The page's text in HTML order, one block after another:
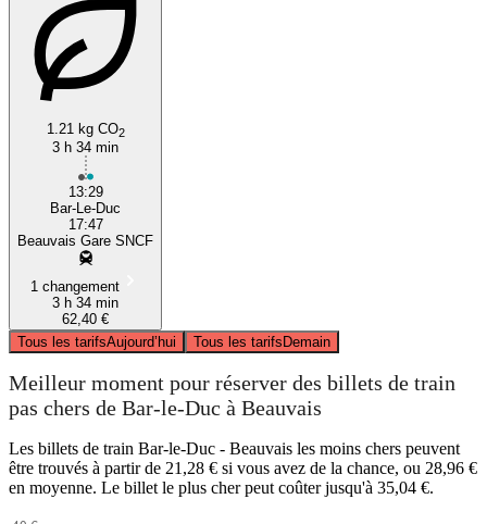
1.21 kg CO2
3 h 34 min
13:29
Bar-Le-Duc
17:47
Beauvais Gare SNCF
1 changement
3 h 34 min
62,40 €
Tous les tarifsAujourd’hui Tous les tarifsDemain
Meilleur moment pour réserver des billets de train
pas chers de Bar-le-Duc à Beauvais
Les billets de train Bar-le-Duc - Beauvais les moins chers peuvent
être trouvés à partir de 21,28 € si vous avez de la chance, ou 28,96 €
en moyenne. Le billet le plus cher peut coûter jusqu'à 35,04 €.